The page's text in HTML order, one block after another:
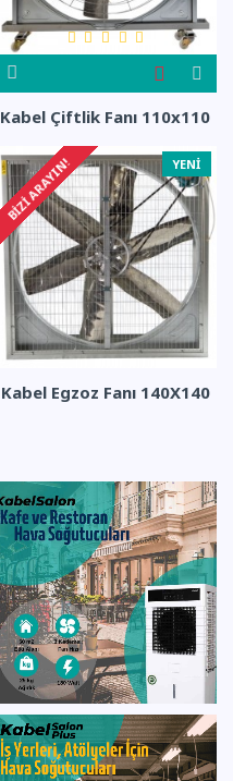
Kabel Çiftlik Fanı 110x110
YENI
BIZI ARAYIN!
Kabel Egzoz Fanı 140X140